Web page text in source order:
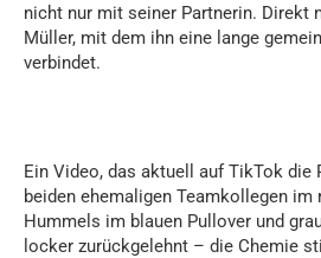
nicht nur mit seiner Partnerin. Direkt
Müller, mit dem ihn eine lange
verbindet.
Ein Video, das aktuell auf TikTok die
beiden ehemaligen Teamkollegen im
Hummels im blauen Pullover und
locker zurückgelehnt – die Chemie